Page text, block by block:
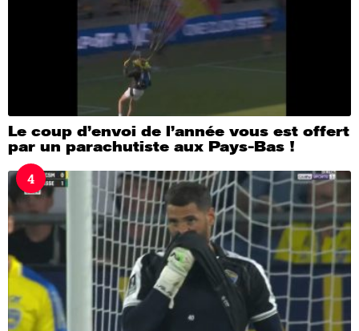
Le coup d’envoi de l’année vous est offert
par un parachutiste aux Pays-Bas !
4